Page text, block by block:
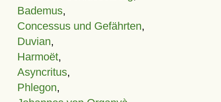
Bademus,
Concessus und Gefährten,
Duvian,
Harmoët,
Asyncritus,
Phlegon,